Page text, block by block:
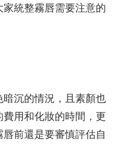
統整霧唇需要注意的
沉的情況，且素顏也
用和化妝的時間，更
前還是要審慎評估自